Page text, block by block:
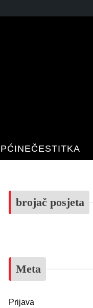
ČESTITKA
brojač posjeta
Meta
Prijava